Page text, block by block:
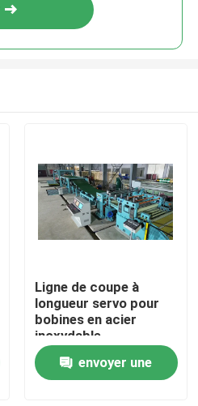
Ligne de coupe à
longueur servo pour
bobines en acier
inoxydable
envoyer une